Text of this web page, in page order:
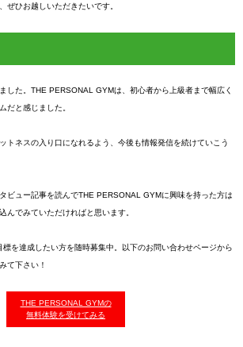
ぜひお越しいただきたいです。
した。THE PERSONAL GYMは、初心者から上級者まで幅広く
だと感じました。
トネスの入り口になれるよう、今後も情報発信を続けていこう
ビュー記事を読んでTHE PERSONAL GYMに興味を持った方は
んでみていただければと思います。
を達成したい方を随時募集中。以下のお問い合わせページから
て下さい！
THE PERSONAL GYMの
無料体験を受けてみる